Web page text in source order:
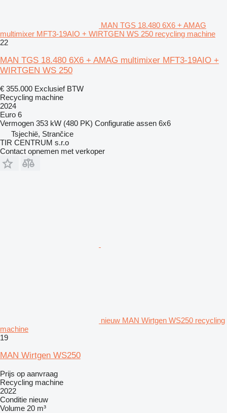
MAN TGS 18.480 6X6 + AMAG
multimixer MFT3-19AIO + WIRTGEN WS 250 recycling machine
22
MAN TGS 18.480 6X6 + AMAG multimixer MFT3-19AIO +
WIRTGEN WS 250
€ 355.000 Exclusief BTW
Recycling machine
2024
Euro 6
Vermogen 353 kW (480 PK) Configuratie assen 6x6
Tsjechië, Strančice
TIR CENTRUM s.r.o
Contact opnemen met verkoper
nieuw MAN Wirtgen WS250 recycling
machine
19
MAN Wirtgen WS250
Prijs op aanvraag
Recycling machine
2022
Conditie nieuw
Volume 20 m³